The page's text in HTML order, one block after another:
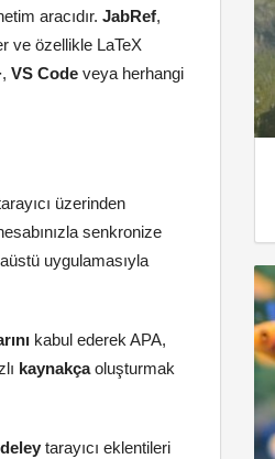
aracıdır. JabRef,
ve özellikle LaTeX
, VS Code veya herhangi
üzerinden
senkronize
uygulamasıyla
kabul ederek APA,
kaynakçaoluşturmak
tarayıcı eklentileri